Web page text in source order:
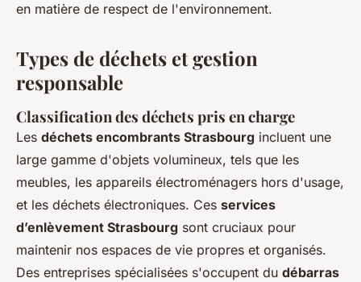
en matière de respect de l'environnement.
Types de déchets et gestion
responsable
Classification des déchets pris en charge
Les déchets encombrants Strasbourg incluent une
large gamme d'objets volumineux, tels que les
meubles, les appareils électroménagers hors d'usage,
et les déchets électroniques. Ces services
d’enlèvement Strasbourg sont cruciaux pour
maintenir nos espaces de vie propres et organisés.
Des entreprises spécialisées s'occupent du débarras